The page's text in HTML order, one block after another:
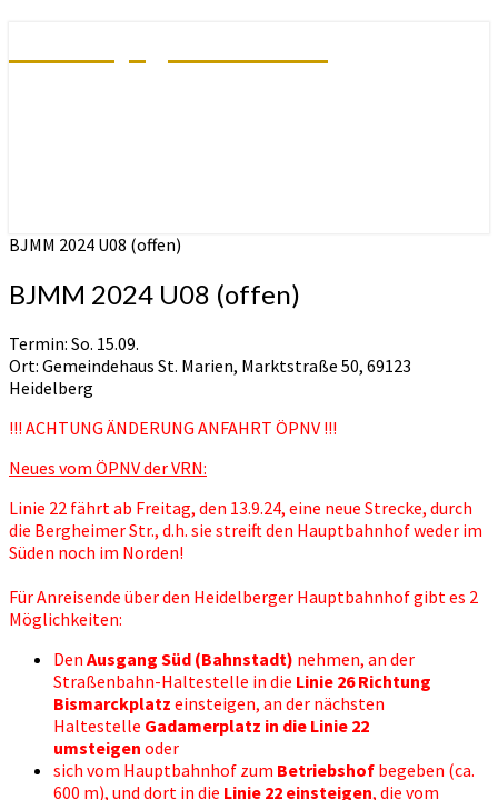
BJMM 2024 U08 (offen)
BJMM 2024 U08 (offen)
Termin: So. 15.09.
Ort: Gemeindehaus St. Marien, Marktstraße 50, 69123
Heidelberg
!!! ACHTUNG ÄNDERUNG ANFAHRT ÖPNV !!!
Neues vom ÖPNV der VRN:
Linie 22 fährt ab Freitag, den 13.9.24, eine neue Strecke, durch
die Bergheimer Str., d.h. sie streift den Hauptbahnhof weder im
Süden noch im Norden!
Für Anreisende über den Heidelberger Hauptbahnhof gibt es 2
Möglichkeiten:
Den Ausgang Süd (Bahnstadt) nehmen, an der
Straßenbahn-Haltestelle in die Linie 26 Richtung
Bismarckplatz einsteigen, an der nächsten
Haltestelle Gadamerplatz in die Linie 22
umsteigen oder
sich vom Hauptbahnhof zum Betriebshof begeben (ca.
600 m), und dort in die Linie 22 einsteigen, die vom